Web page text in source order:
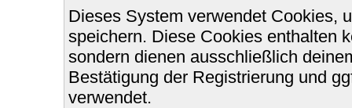
Dieses System verwendet Cookies,
speichern. Diese Cookies enthalten
sondern dienen ausschließlich
Bestätigung der Registrierung und
verwendet.